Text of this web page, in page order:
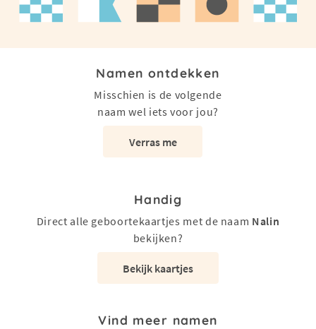
Namen ontdekken
Misschien is de volgende
naam wel iets voor jou?
Verras me
Handig
Direct alle geboortekaartjes met de naam Nalin
bekijken?
Bekijk kaartjes
Vind meer namen